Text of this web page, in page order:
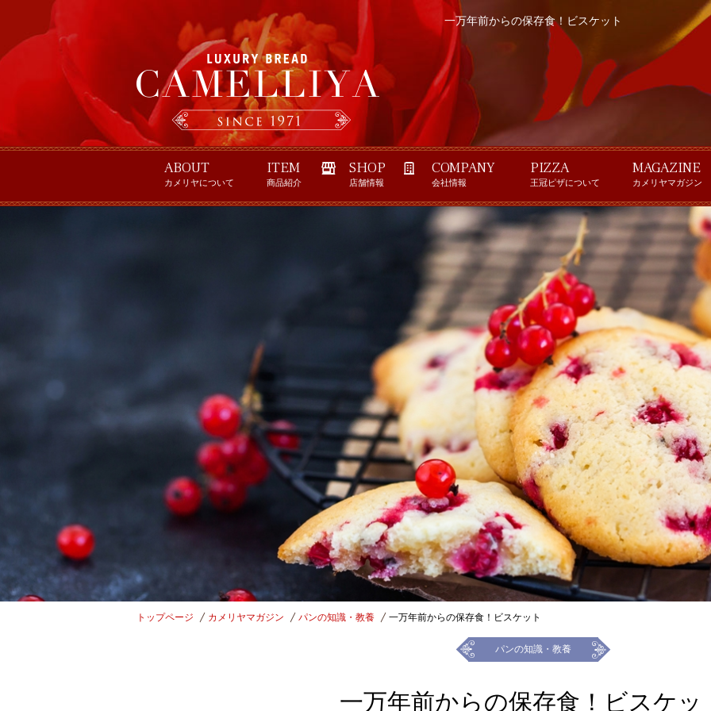
一万年前からの保存食！ビスケット
ABOUT
カメリヤについて
ITEM
商品紹介
SHOP
店舗情報
COMPANY
会社情報
PIZZA
王冠ピザについて
MAGAZINE
カメリヤマガジン
トップページ カメリヤマガジン パンの知識・教養 一万年前からの保存食！ビスケット
パンの知識・教養
一万年前からの保存食！ビスケッ